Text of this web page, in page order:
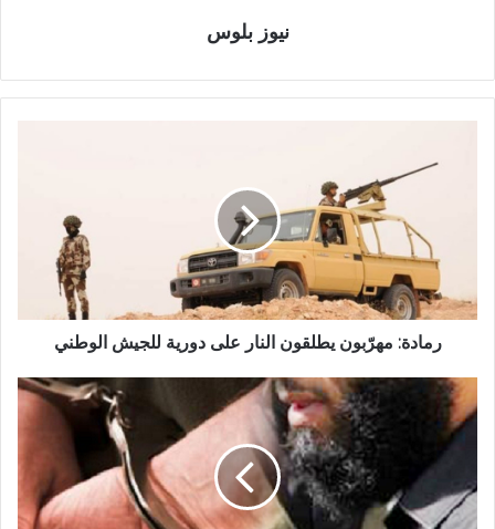
نيوز بلوس
رمادة: مهرّبون يطلقون النار على دورية للجيش الوطني